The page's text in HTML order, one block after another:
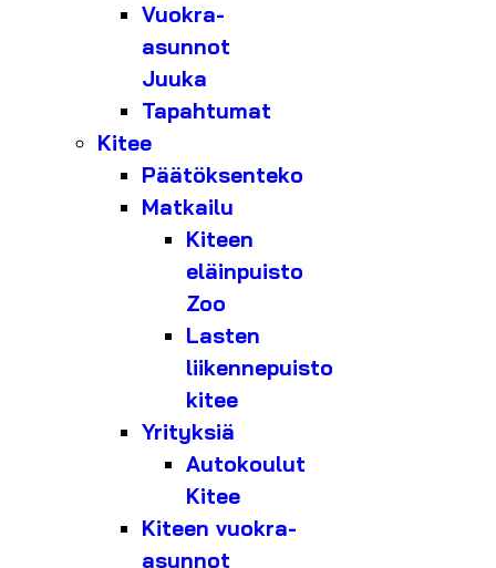
Vuokra-
asunnot
Juuka
Tapahtumat
Kitee
Päätöksenteko
Matkailu
Kiteen
eläinpuisto
Zoo
Lasten
liikennepuisto
kitee
Yrityksiä
Autokoulut
Kitee
Kiteen vuokra-
asunnot